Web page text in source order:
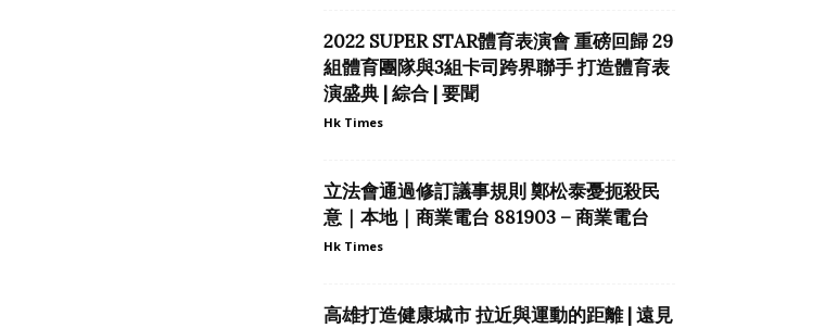
2022 SUPER STAR體育表演會 重磅回歸 29
組體育團隊與3組卡司跨界聯手 打造體育表
演盛典 | 綜合 | 要聞
Hk Times
立法會通過修訂議事規則 鄭松泰憂扼殺民
意｜本地｜商業電台 881903 – 商業電台
Hk Times
高雄打造健康城市 拉近與運動的距離 | 遠見